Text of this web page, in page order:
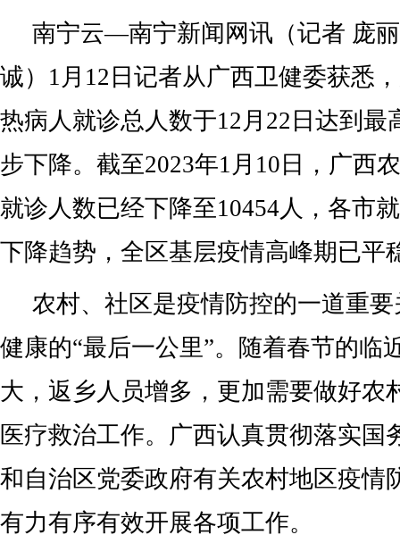
南宁云—南宁新闻网讯（记者 庞
诚）1月12日记者从广西卫健委获悉
热病人就诊总人数于12月22日达到最
步下降。截至2023年1月10日，广西
就诊人数已经下降至10454人，各市
下降趋势，全区基层疫情高峰期已平
农村、社区是疫情防控的一道重
健康的“最后一公里”。随着春节的临
大，返乡人员增多，更加需要做好农
医疗救治工作。广西认真贯彻落实国
和自治区党委政府有关农村地区疫情
有力有序有效开展各项工作。